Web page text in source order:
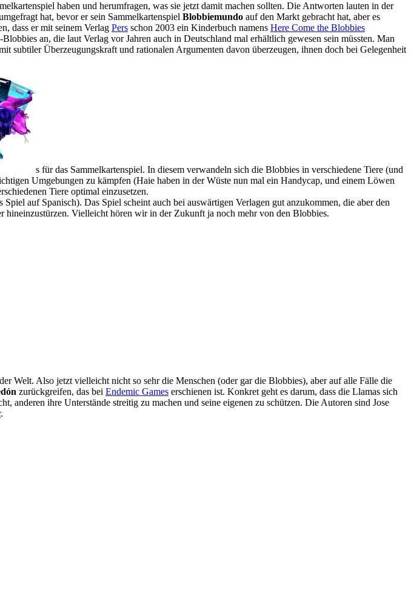
haben und herumfragen, was sie jetzt damit machen sollten. Die Antworten lauten in der
hat, bevor er sein Sammelkartenspiel Blobbiemundo auf den Markt gebracht hat, aber es
dass er mit seinem Verlag Pers schon 2003 ein Kinderbuch namens Here Come the Blobbies
an, die laut Verlag vor Jahren auch in Deutschland mal erhältlich gewesen sein müssten. Man
subtiler Überzeugungskraft und rationalen Argumenten davon überzeugen, ihnen doch bei Gelegenheit
s für das Sammelkartenspiel. In diesem verwandeln sich die Blobbies in verschiedene Tiere (und
Umgebungen zu kämpfen (Haie haben in der Wüste nun mal ein Handycap, und einem Löwen
Tiere optimal einzusetzen.
auf Spanisch). Das Spiel scheint auch bei auswärtigen Verlagen gut anzukommen, die aber den
Vielleicht hören wir in der Zukunft ja noch mehr von den Blobbies.
Welt. Also jetzt vielleicht nicht so sehr die Menschen (oder gar die Blobbies), aber auf alle Fälle die
zurückgreifen, das bei Endemic Games erschienen ist. Konkret geht es darum, dass die Llamas sich
anderen ihre Unterstände streitig zu machen und seine eigenen zu schützen. Die Autoren sind Jose
.